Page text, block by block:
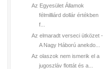
Az Egyesület Államok
félmilliárd dollár értékben
f...
Az elmaradt verseci ütközet -
A Nagy Háború anekdo...
Az olaszok nem ismerik el a
jugoszláv flottát és a...